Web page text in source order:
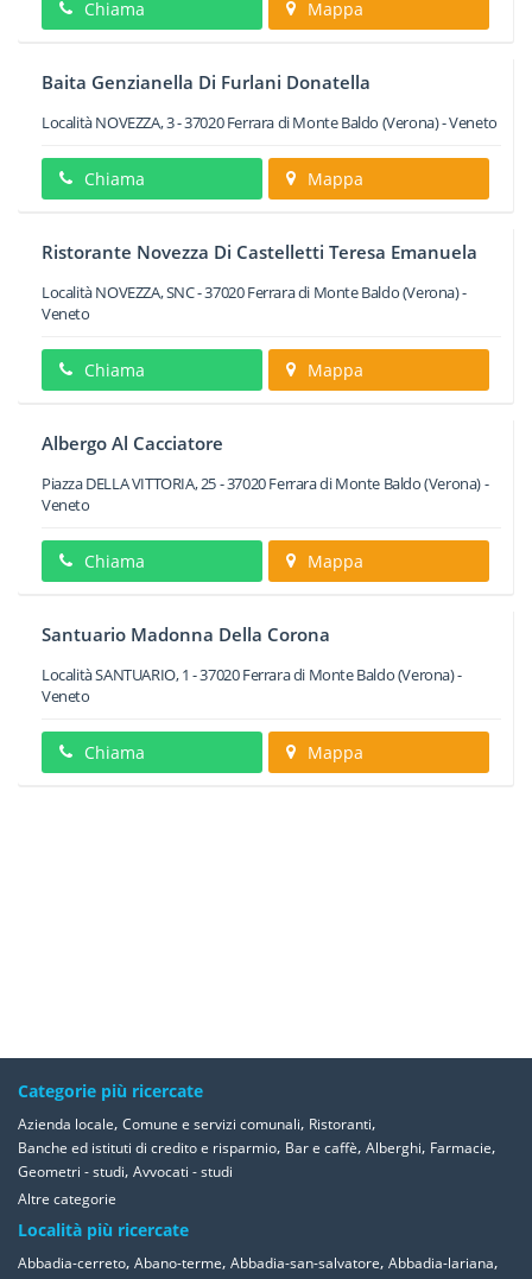
Chiama Mappa
Baita Genzianella Di Furlani Donatella
Località NOVEZZA, 3-37020 Ferrara di Monte Baldo (Verona) -Veneto
Chiama Mappa
Ristorante Novezza Di Castelletti Teresa Emanuela
Località NOVEZZA, SNC-37020Ferrara di Monte Baldo(Verona) -
Veneto
Chiama Mappa
Albergo Al Cacciatore
Piazza DELLA VITTORIA, 25-37020Ferrara di Monte Baldo(Verona) -
Veneto
Chiama Mappa
Santuario Madonna Della Corona
Località SANTUARIO, 1 -37020Ferrara di Monte Baldo(Verona) -
Veneto
Chiama Mappa
Categorie più ricercate
Azienda locale, Comune e servizi comunali, Ristoranti,
Banche ed istituti di credito e risparmio, Bar e caffè, Alberghi, Farmacie,
Geometri - studi, Avvocati - studi
Altre categorie
Località più ricercate
Abbadia-cerreto, Abano-terme, Abbadia-san-salvatore, Abbadia-lariana,